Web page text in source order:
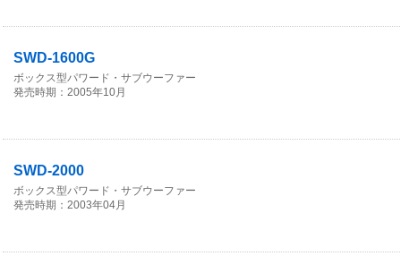
SWD-1600G
ボックス型パワード・サブウーファー
発売時期：2005年10月
SWD-2000
ボックス型パワード・サブウーファー
発売時期：2003年04月